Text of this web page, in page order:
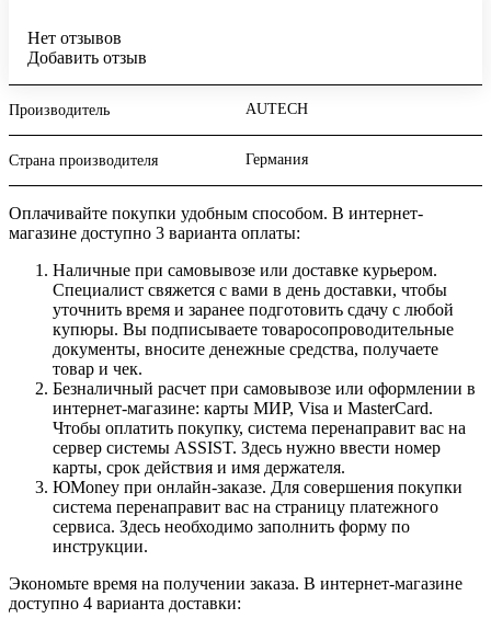
Нет отзывов
Добавить отзыв
Производитель AUTECH
Страна производителя Германия
Оплачивайте покупки удобным способом. В интернет-
магазине доступно 3 варианта оплаты:
Наличные при самовывозе или доставке курьером.
Специалист свяжется с вами в день доставки, чтобы
уточнить время и заранее подготовить сдачу с любой
купюры. Вы подписываете товаросопроводительные
документы, вносите денежные средства, получаете
товар и чек.
Безналичный расчет при самовывозе или оформлении в
интернет-магазине: карты МИР, Visa и MasterCard.
Чтобы оплатить покупку, система перенаправит вас на
сервер системы ASSIST. Здесь нужно ввести номер
карты, срок действия и имя держателя.
ЮMoney при онлайн-заказе. Для совершения покупки
система перенаправит вас на страницу платежного
сервиса. Здесь необходимо заполнить форму по
инструкции.
Экономьте время на получении заказа. В интернет-магазине
доступно 4 варианта доставки: